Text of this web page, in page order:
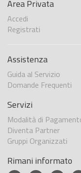
Area Privata
Accedi
Registrati
Assistenza
Guida al Servizio
Domande Frequenti
Servizi
Modalità di
Diventa Partner
Gruppi Organizzati
Rimani informato